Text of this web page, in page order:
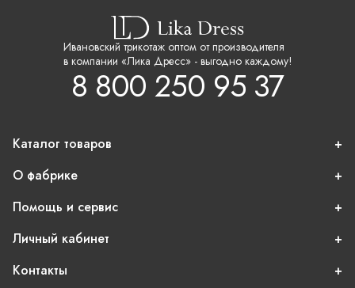
Ивановский трикотаж оптом от производителя
в компании «Лика Дресс» - выгодно каждому!
8 800 250 95 37
Каталог товаров
О фабрике
Помощь и сервис
Личный кабинет
Контакты